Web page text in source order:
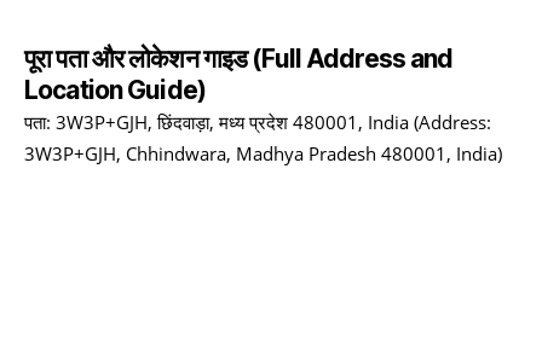
पूरा पता और लोकेशन गाइड (Full Address and
Location Guide)
पता: 3W3P+GJH, छिंदवाड़ा, मध्य प्रदेश 480001, India (Address:
3W3P+GJH, Chhindwara, Madhya Pradesh 480001, India)